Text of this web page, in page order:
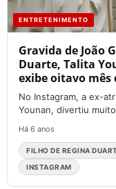
ENTRETENIMENTO
Gravida de João
Duarte, Talita
exibe oitavo mês
No Instagram, a ex-
Younan, divertiu
Há 6 anos
FILHO DE REGINA
INSTAGRAM